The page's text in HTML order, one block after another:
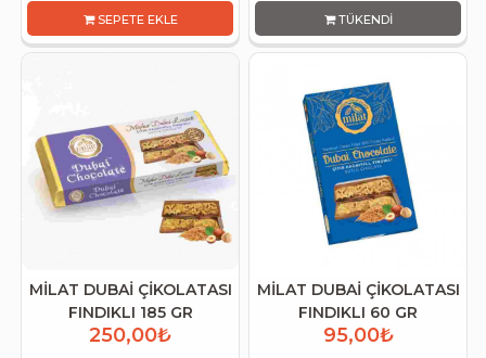
SEPETE EKLE TÜKENDI
MİLAT DUBAİ ÇİKOLATASI
FINDIKLI 185 GR
250,00₺
MİLAT DUBAİ ÇİKOLATASI
FINDIKLI 60 GR
95,00₺